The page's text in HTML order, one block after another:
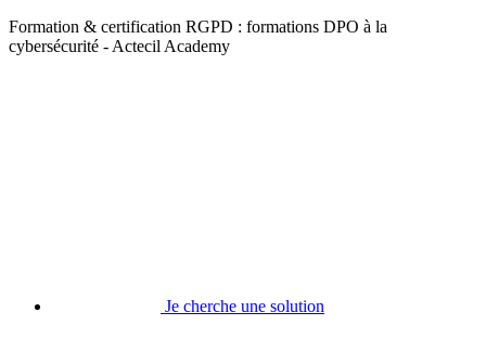
Formation & certification RGPD : formations DPO à la
cybersécurité - Actecil Academy
Je cherche une solution